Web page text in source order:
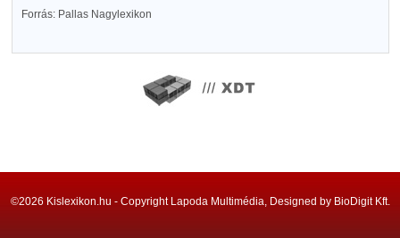
Forrás: Pallas Nagylexikon
©2026 Kislexikon.hu - Copyright Lapoda Multimédia, Designed by BioDigit Kft.